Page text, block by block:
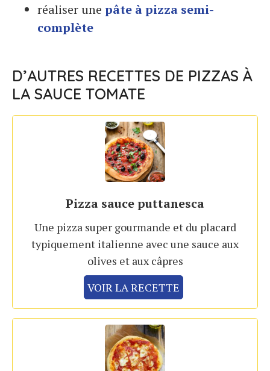
réaliser une pâte à pizza semi-
complète
D’AUTRES RECETTES DE PIZZAS À
LA SAUCE TOMATE
Pizza sauce puttanesca
Une pizza super gourmande et du placard
typiquement italienne avec une sauce aux
olives et aux câpres
VOIR LA RECETTE